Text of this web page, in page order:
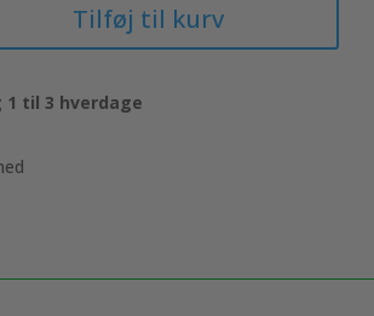
Tilføj til kurv
1 til 3 hverdage